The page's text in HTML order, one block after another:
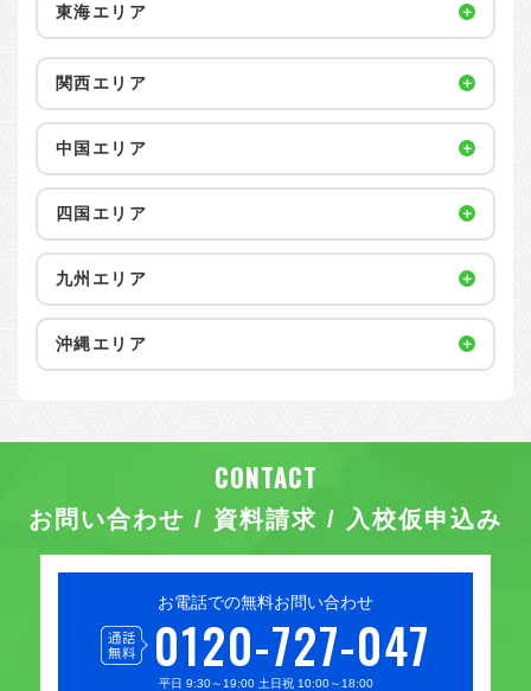
お問い合わせ / 資料請求 / 入校仮申込み
お電話での無料お問い合わせ
0120-727-047
平日 9:30～19:00 土日祝 10:00～18:00
東海エリア
関西エリア
中国エリア
四国エリア
九州エリア
沖縄エリア